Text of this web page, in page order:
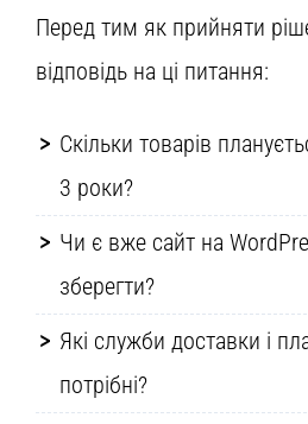
Перед тим як прийняти
відповідь на ці питання:
Скільки товарів
3 роки?
Чи є вже сайт на
зберегти?
Які служби доставки і
потрібні?